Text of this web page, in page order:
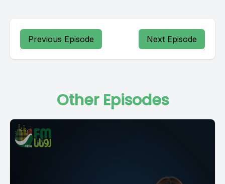
Previous Episode Next Episode
Other Episodes